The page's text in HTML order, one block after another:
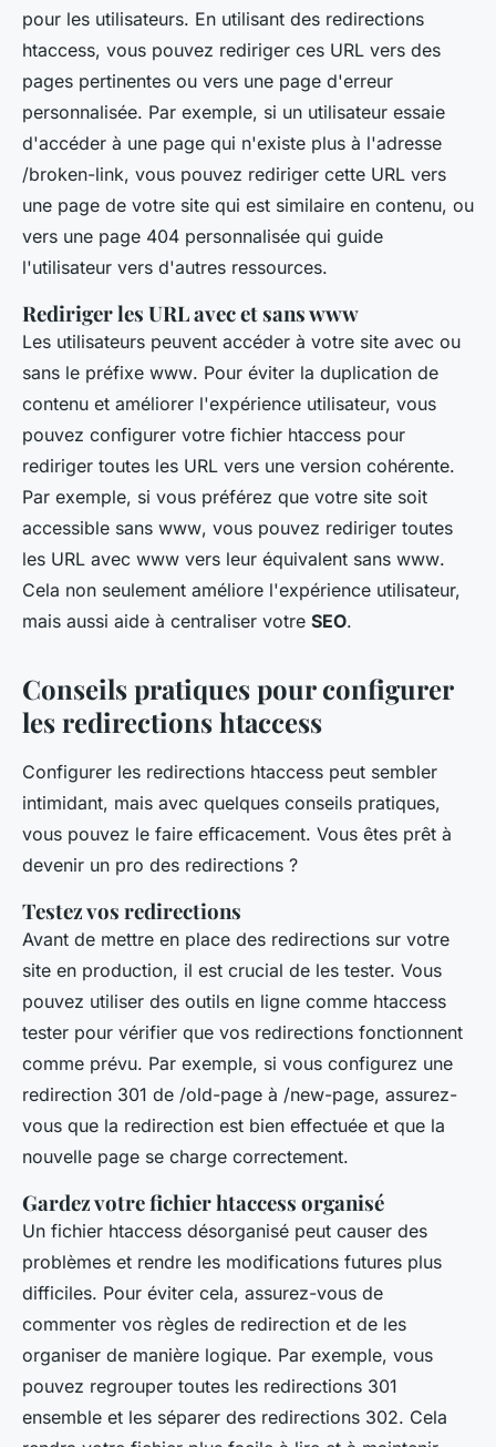
pour les utilisateurs. En utilisant des redirections
htaccess, vous pouvez rediriger ces URL vers des
pages pertinentes ou vers une page d'erreur
personnalisée. Par exemple, si un utilisateur essaie
d'accéder à une page qui n'existe plus à l'adresse
/broken-link, vous pouvez rediriger cette URL vers
une page de votre site qui est similaire en contenu, ou
vers une page 404 personnalisée qui guide
l'utilisateur vers d'autres ressources.
Rediriger les URL avec et sans www
Les utilisateurs peuvent accéder à votre site avec ou
sans le préfixe www. Pour éviter la duplication de
contenu et améliorer l'expérience utilisateur, vous
pouvez configurer votre fichier htaccess pour
rediriger toutes les URL vers une version cohérente.
Par exemple, si vous préférez que votre site soit
accessible sans www, vous pouvez rediriger toutes
les URL avec www vers leur équivalent sans www.
Cela non seulement améliore l'expérience utilisateur,
mais aussi aide à centraliser votre SEO.
Conseils pratiques pour configurer
les redirections htaccess
Configurer les redirections htaccess peut sembler
intimidant, mais avec quelques conseils pratiques,
vous pouvez le faire efficacement. Vous êtes prêt à
devenir un pro des redirections ?
Testez vos redirections
Avant de mettre en place des redirections sur votre
site en production, il est crucial de les tester. Vous
pouvez utiliser des outils en ligne comme htaccess
tester pour vérifier que vos redirections fonctionnent
comme prévu. Par exemple, si vous configurez une
redirection 301 de /old-page à /new-page, assurez-
vous que la redirection est bien effectuée et que la
nouvelle page se charge correctement.
Gardez votre fichier htaccess organisé
Un fichier htaccess désorganisé peut causer des
problèmes et rendre les modifications futures plus
difficiles. Pour éviter cela, assurez-vous de
commenter vos règles de redirection et de les
organiser de manière logique. Par exemple, vous
pouvez regrouper toutes les redirections 301
ensemble et les séparer des redirections 302. Cela